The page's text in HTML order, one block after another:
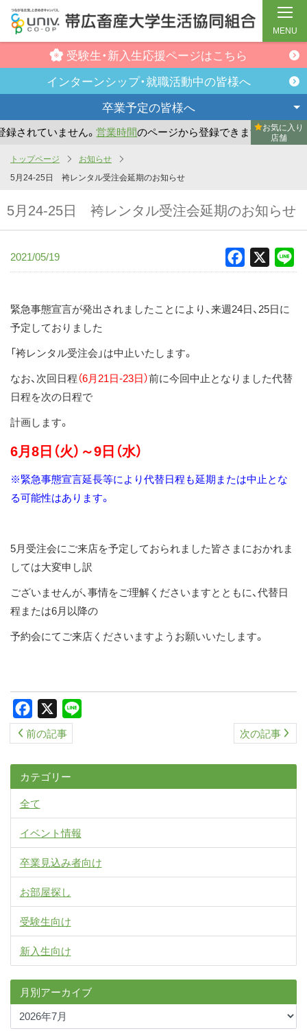
コ
ン
受験生・新入生応援ページはこちら
インターンシップ・就職活動中の皆様へ
卒業予定の皆様へ
れていません。営業時間のページから登録できます。 ま
お気に入り
店舗
MENU
トップページ
お知らせ
5月24-25日 袴レンタル受注会延期のお知らせ
5月24-25日 袴レンタル受注会延期のお知らせ
2021/05/19 Facebook
緊急事態宣言が発出されましたことにより、来週24日、25日に
予定しておりました
「袴レンタル受注会」は中止いたします。
なお、次回日程（6月21日-23日）前に今回中止となりました代替
日程を次の日程で
計画します。
6月8日（火）～9日（水）
※緊急事態宣言延長等により代替日程も延期または中止とな
る可能性はあります。
5月受注会にご来店を予定しておられました皆さまにおかれま
しては大変申し訳
ございませんが、事情をご理解くださいますとともに、代替日
程または6月以降の
予約会にてご来店くださいますようお願いいたします。
Facebook
前の記事 次の記事
カテゴリー
全て
イベント情報
卒業見込み者向け
お部屋探し
受験生向け
新入生向け
月別アーカイブ